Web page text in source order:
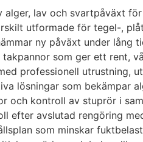
alger, lav och svartpåväxt
utformade för tegel-,
ny påväxt under lång
som ger ett rent,
professionell utrustning,
lösningar som bekämpar
och kontroll av stuprör i
efter avslutad rengöring
som minskar